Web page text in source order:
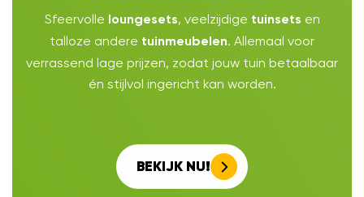
Sfeervolle loungesets, veelzijdige tuinsets en
talloze andere tuinmeubelen. Allemaal voor
verrassend lage prijzen, zodat jouw tuin betaalbaar
én stijlvol ingericht kan worden.
BEKIJK NU!